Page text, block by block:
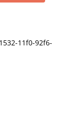
11f0-92f6-